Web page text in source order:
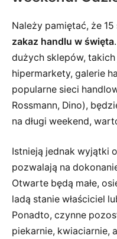
Należy pamiętać, że
zakaz handlu w święta
dużych sklepów,
hipermarkety, galerie
popularne sieci
Rossmann, Dino),
na długi weekend,
Istnieją jednak wyjątki
pozwalają na
Otwarte będą małe,
ladą stanie właściciel
Ponadto, czynne
piekarnie, kwiaciarnie,